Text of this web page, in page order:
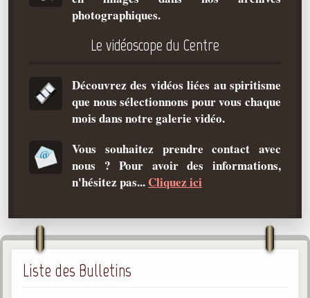
Qu'est-ce que c'est ?
Les bases du spiritisme
La doctrine d'Allan Kardec
But des manifestations spirites
Médiums
Allan Kardec
1804-1869
Léon Denis
photographiques.
Le vidéoscope du Centre
Découvrez des vidéos liées au spiritisme
que nous sélectionnons pour vous chaque
mois dans notre galerie vidéo.
Vous souhaitez prendre contact avec
nous ? Pour avoir des informations,
n'hésitez pas... Cliquez ici
Liste des Bulletins